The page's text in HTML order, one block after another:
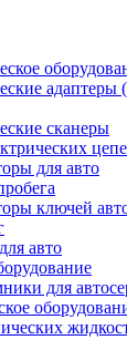
адаптеры
сканеры
для авто
ключей
авто
для